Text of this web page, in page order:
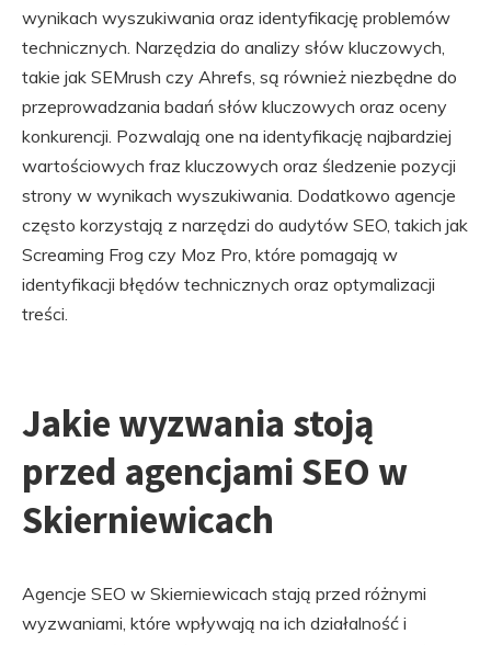
wynikach wyszukiwania oraz identyfikację problemów
technicznych. Narzędzia do analizy słów kluczowych,
takie jak SEMrush czy Ahrefs, są również niezbędne do
przeprowadzania badań słów kluczowych oraz oceny
konkurencji. Pozwalają one na identyfikację najbardziej
wartościowych fraz kluczowych oraz śledzenie pozycji
strony w wynikach wyszukiwania. Dodatkowo agencje
często korzystają z narzędzi do audytów SEO, takich jak
Screaming Frog czy Moz Pro, które pomagają w
identyfikacji błędów technicznych oraz optymalizacji
treści.
Jakie wyzwania stoją
przed agencjami SEO w
Skierniewicach
Agencje SEO w Skierniewicach stają przed różnymi
wyzwaniami, które wpływają na ich działalność i